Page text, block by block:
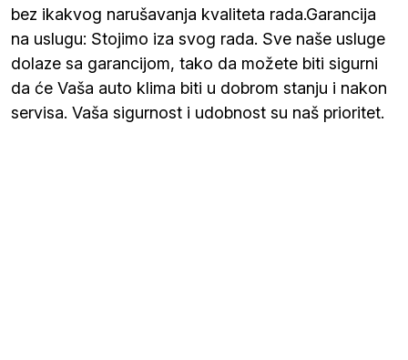
bez ikakvog narušavanja kvaliteta rada.Garancija
na uslugu: Stojimo iza svog rada. Sve naše usluge
dolaze sa garancijom, tako da možete biti sigurni
da će Vaša auto klima biti u dobrom stanju i nakon
servisa. Vaša sigurnost i udobnost su naš prioritet.